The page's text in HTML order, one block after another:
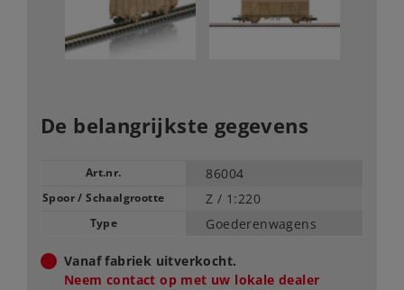
De belangrijkste gegevens
Art.nr. 86004
Spoor / Schaalgrootte Z / 1:220
Type Goederenwagens
Vanaf fabriek uitverkocht.
Neem contact op met uw lokale dealer